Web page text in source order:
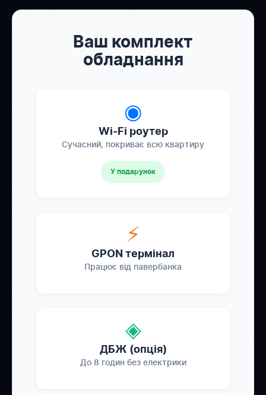
Ваш комплект
обладнання
◉
Wi-Fi роутер
Сучасний, покриває всю квартиру
У подарунок
⚡
GPON термінал
Працює від павербанка
◈
ДБЖ (опція)
До 8 годин без електрики